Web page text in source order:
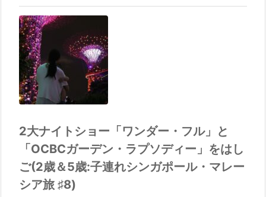
2大ナイトショー「ワンダー・フル」と
「OCBCガーデン・ラプソディー」をはし
ご(2歳＆5歳:子連れシンガポール・マレー
シア旅 ♯8)